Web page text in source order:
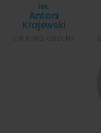
lek.
Antoni
Krajewski